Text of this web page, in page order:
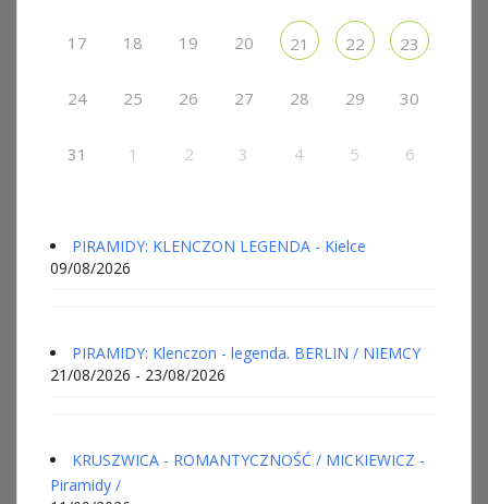
17 18 19 20 21 22 23
24 25 26 27 28 29 30
31 1 2 3 4 5 6
PIRAMIDY: KLENCZON LEGENDA - Kielce
09/08/2026
PIRAMIDY: Klenczon - legenda. BERLIN / NIEMCY
21/08/2026 - 23/08/2026
KRUSZWICA - ROMANTYCZNOŚĆ / MICKIEWICZ -
Piramidy /